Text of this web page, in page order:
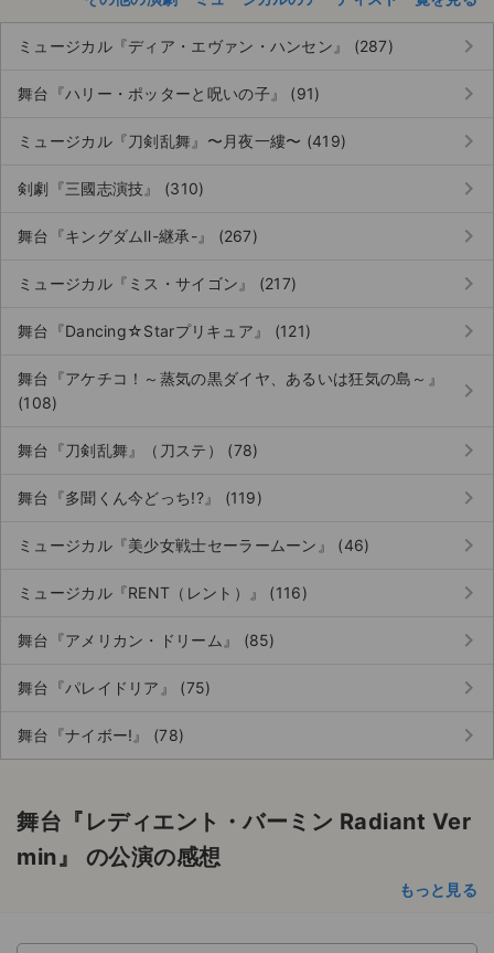
ミュージカル『ディア・エヴァン・ハンセン』 (287) keyboard_arrow_right
舞台『ハリー・ポッターと呪いの子』 (91) keyboard_arrow_right
ミュージカル『刀剣乱舞』〜月夜一縷〜 (419) keyboard_arrow_right
剣劇『三國志演技』 (310) keyboard_arrow_right
舞台『キングダムⅡ-継承-』 (267) keyboard_arrow_right
ミュージカル『ミス・サイゴン』 (217) keyboard_arrow_right
舞台『Dancing☆Starプリキュア』 (121) keyboard_arrow_right
舞台『アケチコ！～蒸気の黒ダイヤ、あるいは狂気の島～』
(108)
keyboard_arrow_right
舞台『刀剣乱舞』（刀ステ） (78) keyboard_arrow_right
舞台『多聞くん今どっち!?』 (119) keyboard_arrow_right
ミュージカル『美少女戦士セーラームーン』 (46) keyboard_arrow_right
ミュージカル『RENT（レント）』 (116) keyboard_arrow_right
舞台『アメリカン・ドリーム』 (85) keyboard_arrow_right
舞台『パレイドリア』 (75) keyboard_arrow_right
舞台『ナイボー!』 (78) keyboard_arrow_right
舞台『レディエント・バーミン Radiant Ver
min』 の公演の感想
もっと見る